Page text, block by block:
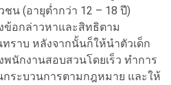
ชน (อายุต่ำกว่า 12 – 18 ปี)
ข้อกล่าวหาและสิทธิตาม
ราบ หลังจากนั้นก็ให้นำตัวเด็ก
นักงานสอบสวนโดยเร็ว ทำการ
ระบวนการตามกฎหมาย และให้